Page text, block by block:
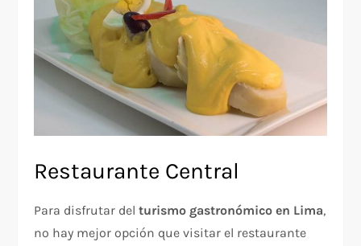
Restaurante Central
Para disfrutar delturismo gastronómico en Lima,
no hay mejor opción que visitar el restaurante